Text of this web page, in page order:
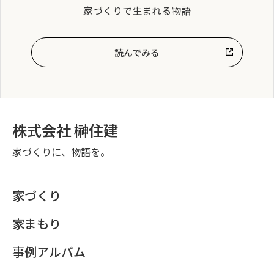
家づくりで生まれる物語
読んでみる
株式会社 榊住建
家づくりに、物語を。
家づくり
家まもり
事例アルバム